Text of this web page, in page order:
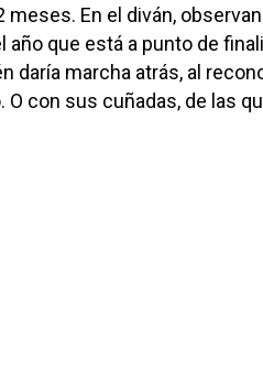
En el diván,
año que está a punto de
daría marcha atrás, al
O con sus cuñadas, de las